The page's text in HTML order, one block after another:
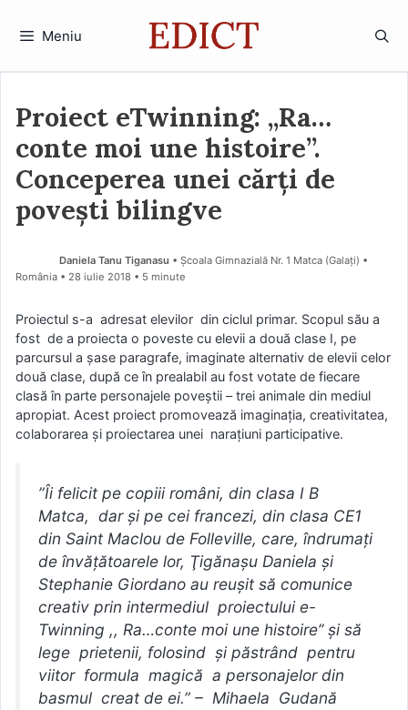
Meniu
Proiect eTwinning: „Ra…
conte moi une histoire”.
Conceperea unei cărți de
povești bilingve
Daniela Tanu Tiganasu • Școala Gimnazială Nr. 1 Matca (Galaţi) •
România
28 iulie 2018 • 5 minute
Proiectul s-a adresat elevilor din ciclul primar. Scopul său a
fost de a proiecta o poveste cu elevii a două clase I, pe
parcursul a şase paragrafe, imaginate alternativ de elevii celor
două clase, după ce în prealabil au fost votate de fiecare
clasă în parte personajele poveştii – trei animale din mediul
apropiat. Acest proiect promovează imaginaţia, creativitatea,
colaborarea şi proiectarea unei naraţiuni participative.
”Îi felicit pe copiii români, din clasa I B
Matca, dar şi pe cei francezi, din clasa CE1
din Saint Maclou de Folleville, care, îndrumaţi
de învăţătoarele lor, Ţigănaşu Daniela şi
Stephanie Giordano au reuşit să comunice
creativ prin intermediul proiectului e-
Twinning ,, Ra…conte moi une histoire’’ şi să
lege prietenii, folosind şi păstrând pentru
viitor formula magică a personajelor din
basmul creat de ei.” – Mihaela Gudană